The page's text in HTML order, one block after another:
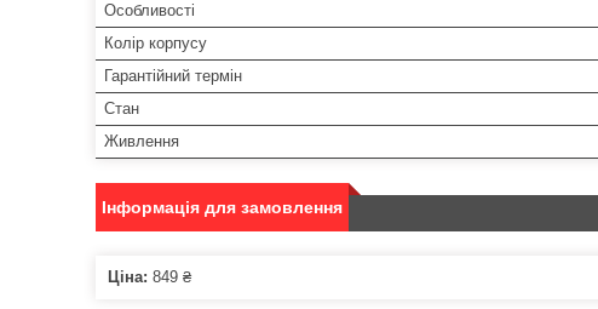
Особливості
Колір корпусу
Гарантійний термін
Стан
Живлення
Інформація для замовлення
Ціна: 849 ₴